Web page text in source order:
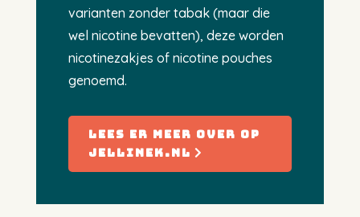
varianten zonder tabak (maar die
wel nicotine bevatten), deze worden
nicotinezakjes of nicotine pouches
genoemd.
lees er meer over op
jellinek.nl